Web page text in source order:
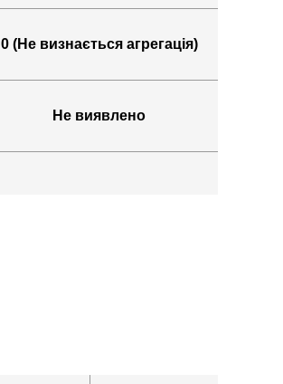
0 (Не визнається агрегація)
Не виявлено